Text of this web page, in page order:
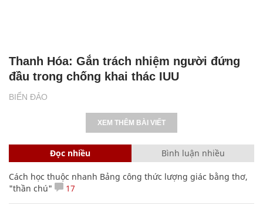
BIỂN ĐẢO
Thanh Hóa: Gắn trách nhiệm người đứng
đầu trong chống khai thác IUU
XEM THÊM BÀI VIẾT
Đọc nhiều Bình luận nhiều
Cách học thuộc nhanh Bảng công thức lượng giác bằng thơ,
"thần chú"
17